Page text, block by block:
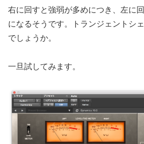
右に回すと強弱が多めにつき、左に
になるそうです。トランジェントシ
でしょうか。
一旦試してみます。